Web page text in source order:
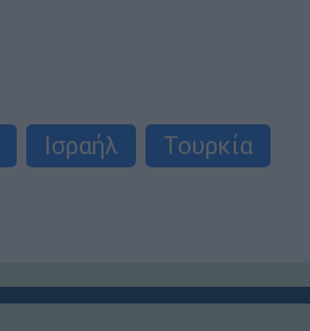
Ισραήλ
Τουρκία